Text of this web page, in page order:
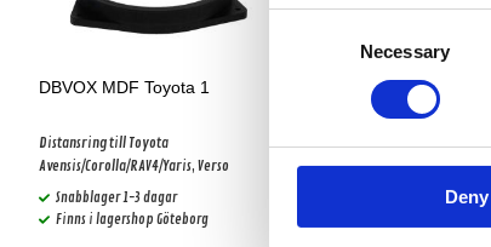
Necessary
Deny
DBVOX MDF Toyota 1
Distansring till Toyota
Avensis/Corolla/RAV4/Yaris, Verso
Snabblager 1-3 dagar
Finns i lagershop Göteborg
Distansring till Toyota
Hos leverantör 3+